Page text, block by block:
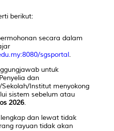
berikut:
secara dalam
sgsportal.
untuk
dan
Institut menyokong
sistem sebelum atau
2026.
dan lewat tidak
rayuan tidak akan